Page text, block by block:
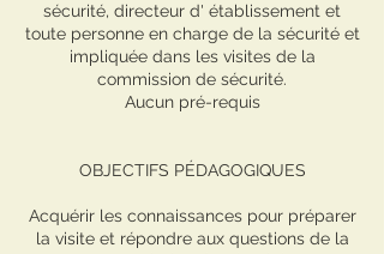
sécurité, directeur d' établissement et
toute personne en charge de la sécurité et
impliquée dans les visites de la
commission de sécurité.
Aucun pré-requis
OBJECTIFS PÉDAGOGIQUES
Acquérir les connaissances pour préparer
la visite et répondre aux questions de la